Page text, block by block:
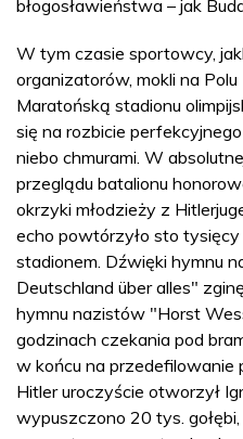
błogosławieństwa – jak
W tym czasie sportowcy,
organizatorów, mokli na
Maratońską stadionu
się na rozbicie
niebo chmurami. W
przeglądu batalionu
okrzyki młodzieży z
echo powtórzyło sto
stadionem. Dźwięki hymnu
Deutschland über alles"
hymnu nazistów "Horst
godzinach czekania pod
w końcu na
Hitler uroczyście otworzył
wypuszczono 20 tys.